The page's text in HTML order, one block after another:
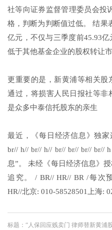
社等向证券监督管理委员会投
格，判断为判断值过低。 结果
亿元，不仅与三季度前45.93
低于其他基金企业的股权转让市
更重要的是，新黄浦等相关股
通过，将损害人民日报社等非
是众多中泰信托股东的亲生
最近，《每日经济信息》独
br// h// br// h// br// br// br// br//
息”。 未经《每日经济信息》
追究。 / BR// HR// BR /每次
HR//北京: 010-58528501上海:
标题：“人保回应贱卖门 律师替新黄浦